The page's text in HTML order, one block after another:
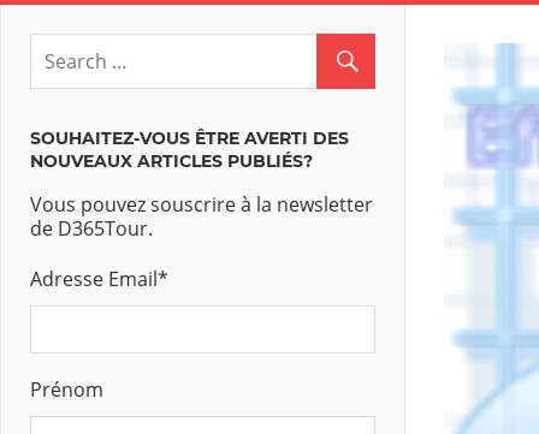
SOUHAITEZ-VOUS ÊTRE AVERTI DES
NOUVEAUX ARTICLES PUBLIÉS?
Vous pouvez souscrire à la newsletter
de D365Tour.
Adresse Email*
Prénom